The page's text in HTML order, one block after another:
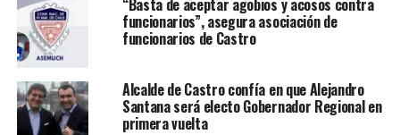
funcionarios”, asegura asociación de
funcionarios de Castro
Alcalde de Castro confía en que Alejandro
Santana será electo Gobernador Regional en
primera vuelta